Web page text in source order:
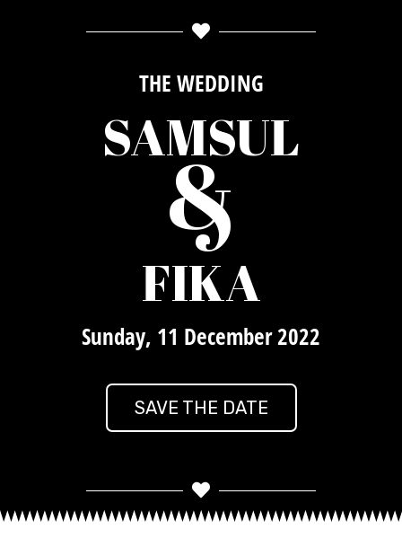
THE WEDDING
SAMSUL
&
FIKA
Sunday, 11 December 2022
SAVE THE DATE